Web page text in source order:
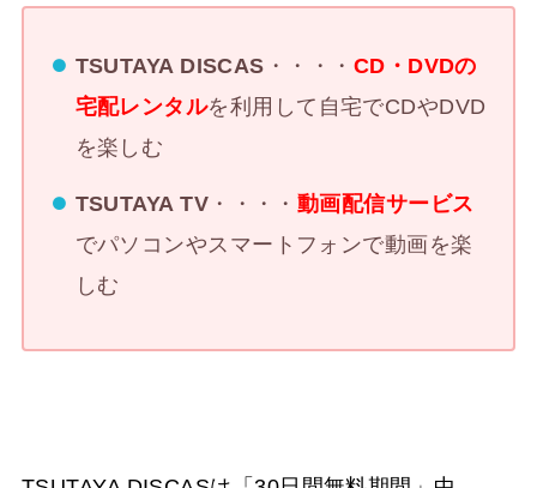
TSUTAYA DISCAS ・・・・ CD・DVDの
宅配レンタルを利用して自宅でCDやDVD
を楽しむ
TSUTAYA TV ・・・・ 動画配信サービス
でパソコンやスマートフォンで動画を楽
しむ